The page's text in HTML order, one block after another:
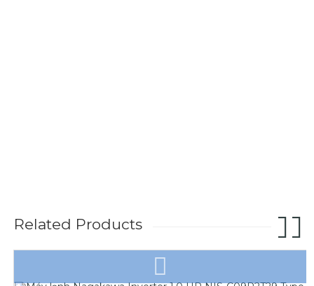
Related Products